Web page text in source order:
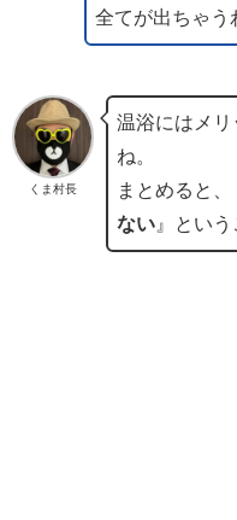
全てが出ちゃう
くま村長
温浴にはメ
ね。
まとめると、
ない 』という